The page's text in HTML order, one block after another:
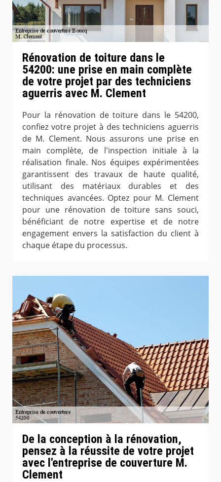
Rénovation de toiture dans le
54200: une prise en main complète
de votre projet par des techniciens
aguerris avec M. Clement
Pour la rénovation de toiture dans le 54200,
confiez votre projet à des techniciens aguerris
de M. Clement. Nous assurons une prise en
main complète, de l'inspection initiale à la
réalisation finale. Nos équipes expérimentées
garantissent des travaux de haute qualité,
utilisant des matériaux durables et des
techniques avancées. Optez pour M. Clement
pour une rénovation de toiture sans souci,
bénéficiant de notre expertise et de notre
engagement envers la satisfaction du client à
chaque étape du processus.
De la conception à la rénovation,
pensez à la réussite de votre projet
avec l'entreprise de couverture M.
Clement